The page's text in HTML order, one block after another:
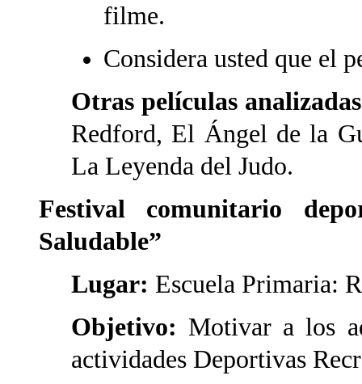
filme.
Considera usted que el
Otras películas
Redford, El Ángel de la
La Leyenda del Judo.
Festival comunitario
Saludable”
Lugar: Escuela Primaria:
Objetivo: Motivar a los
actividades Deportivas